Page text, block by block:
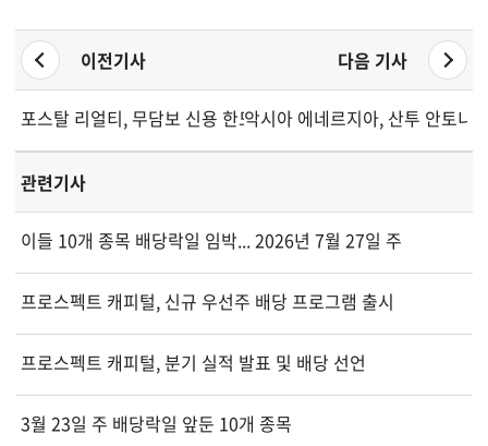
이전기사 다음 기사
포스탈 리얼티, 무담보 신용 한도 확대 및 금리 재조정
악시아 에네르지아, 산투 안토니
관련기사
이들 10개 종목 배당락일 임박... 2026년 7월 27일 주
프로스펙트 캐피털, 신규 우선주 배당 프로그램 출시
프로스펙트 캐피털, 분기 실적 발표 및 배당 선언
3월 23일 주 배당락일 앞둔 10개 종목